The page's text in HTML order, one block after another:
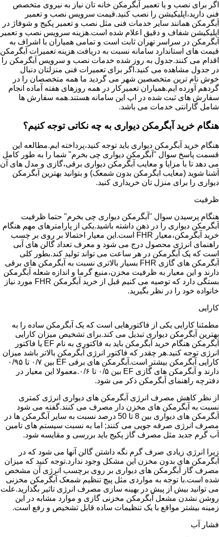
اگر برای نصب و یا تعمیر آبگرمکن خانه تان نیاز به نیروی متخصص
فنی دارید،اپلیکیشن را نصب کنید.قیمت سرویس نصب و تعمیر
آبگرمکن همانند سایر خدمات فنی مثل نصب و تعمیر پکیج و شوفاژ در
اپلیکیشن شفاف و دقیق اعلام شده است.هزینه سرویس نصب و تعمیر
آبگرمکن در سراسر تهران ثابت است و تمامی همیاران با اشراف به
قیمت های استاندارد سامانه نسبت به دریافت هزینه تعمیرات آبگرمکن
اقدام می کنند.جدول به روز شده خدمات نصب و سرویس آبگرمکن را
در جدول مشاهده می کنید.اگر برای تعمیرات فنی منزلتان دنبال
خوش نام ترین متخصصین شهر می گردید ما همه متخصصان را در
گردهم آورده ایم.همیاران تعمیرکار در همه روزهای هفته آماده انجام
سفارش های ثبت شده در اپ این سامانه هستند.همه سفارش ها
شامل گارانتی خدمات می باشد.
هنگام خرید آبگرمکن دیواری به چه نکاتی توجه کنیم؟
هنگام خرید آبگرمکن دیواری باید توجه کنید،پرداخته ایم.مطالعه این
قسمت پاسخ سوال "آبگرمکن دیواری چی بخرم" شما را به طور کامل
می دهد تا با مزایا و معایب آبگرمکن دیواری برقی،گازی و مدل های آن
آشنا شوید (معایب ابگرمکن بدون شمعک) و بتوانید بهترین آبگرمکن
دیواری را برای منزل تان خریداری کنید.
ظرفیت
هنگام پرسیدن سوال "آبگرمکن دیواری چی بخرم" حتما ظرفیت
آبگرمکن دیواری را در ذهن داشته باشید.یکی از پارامترهای مهم هنگام
خرید آبگرمکن،معیار FHR است.این معیار احتمالا بر روی بر چسب
راهنمای انرژی محصول درج می شود و معرف تعداد گالن های آبی
است که یک آبگرمکن در هر ساعت می تواند تولید کند.بطور کلی
آبگرمکن های گازی FHR بسیار بالاتری نسبت به آبگرمکن های برقی
دارند و این معیار به ظرفیت مخزن،منبع گرما و اندازه شعله آبگرمکن
بستگی دارد که توصیه می کنیم قبل از خرید آبگرمکن FHR مورد نیاز
خانواده خود را در نظر بگیرید.
کارایی
مطمئنا کارایی یکی از فاکتورهایی است که یک آبگرمکن ساده را به
بهترین آبگرمکن دیواری تبدیل می کند.برای تشخیص میزان کارایی
آبگرمکن هنگام خرید آبگرمکن باید به فاکتوری به نام EF یا فاکتور
انرژی توجه کنید.هر چقدر که فاکتور انرژی آبگرمکن بالاتر باشد میزان
کارایی آبگرمکن بیشتر است.آبگرمکن های برقی EF بین ۰/۷ تا ۰/۹۵
دارند و آبگرمکن های گازی EF بین ۰/۵ تا ۰/۶.معمولا این معیار در
دفترچه راهنمای آبگرمکن ذکر می شود.
از نظر کاهش مصرف انرژی آبگرمکن های دیواری انرژی کمتری
نسبت به آبگرمکن های مخزن دار مصرف می کنند.گفته می شود
آبگرمکن های دیواری بین 8 تا 50 درصد نسبت به سایر آبگرمکن ها در
مصرف انرژی صرفه جویی می کنند; اما به نسبت سیستم های تامین
آب گرم جدید مثل مصرف گاز پکیج باید بررسی و مقایسه شود.
زیرا انرژی زیادی صرف گرم نگه داشتن گالن آنها می شود که در
آبگرمکن های بدون مخزن این مشکل وجود ندارد.توجه کنید که میزان
مصرف گاز آبگرمکن های دیواری بر روی برچسب انرژی آن مشخص
شده است.با توجه به مواردی مثل پیچ تنظیم شمعک آبگرمکن مخزنی
می توانید بیش از پیش در بهینه سازی مصرف انرژی تاثیر بگذارید.علت
روشن نشدن مشعل آبگرمکن مخزنی گازی و موارد مشابه در این
زمینه بیشتر مواقع با یک تنظیمات ساده قابل تشخیص و رفع است.
فشار آب